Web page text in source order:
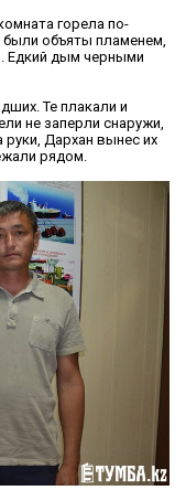
горела по-
объяты пламенем,
Едкий дым черными
Те плакали и
не заперли снаружи,
Дархан вынес их
рядом.